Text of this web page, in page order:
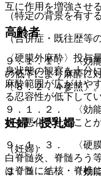
互に作用を増強させ
高齢者
〈硬膜外麻酔〉投与
身状態の観察を十分
麻酔範囲が広がりや
る忍容性が低下して
妊婦・授乳婦
（妊婦）
９．５．１． 〈効
（特定の背景を有す
（合併症・既往歴等
９．１．１． 〈効
の低下により麻酔に
〔８．２．４参照〕。
９．１．２． 〈効
状を悪化させること
９．１．３． 〈硬
白脊髄炎、脊髄ろう
は脊髄に結核・脊椎